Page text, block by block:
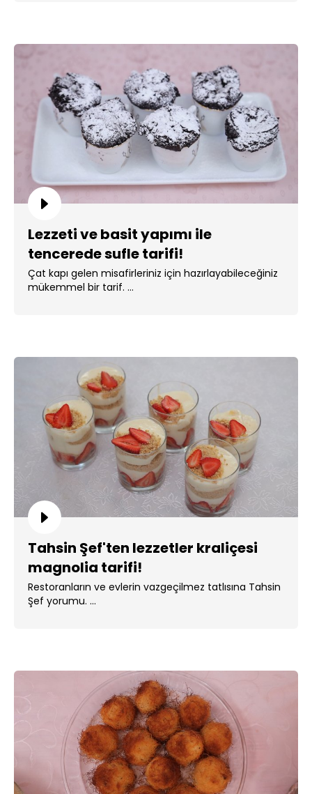
Lezzeti ve basit yapımı ile
tencerede sufle tarifi!
Çat kapı gelen misafirleriniz için hazırlayabileceğiniz
mükemmel bir tarif. ...
Tahsin Şef'ten lezzetler kraliçesi
magnolia tarifi!
Restoranların ve evlerin vazgeçilmez tatlısına Tahsin
Şef yorumu. ...